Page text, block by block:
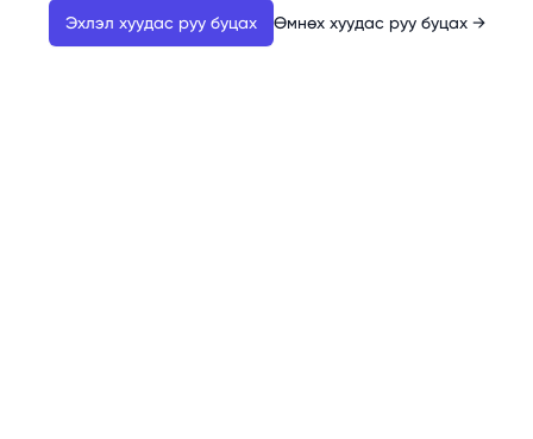
Эхлэл хуудас руу буцах Өмнөх хуудас руу буцах →